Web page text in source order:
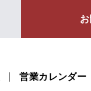
営業カレンダー